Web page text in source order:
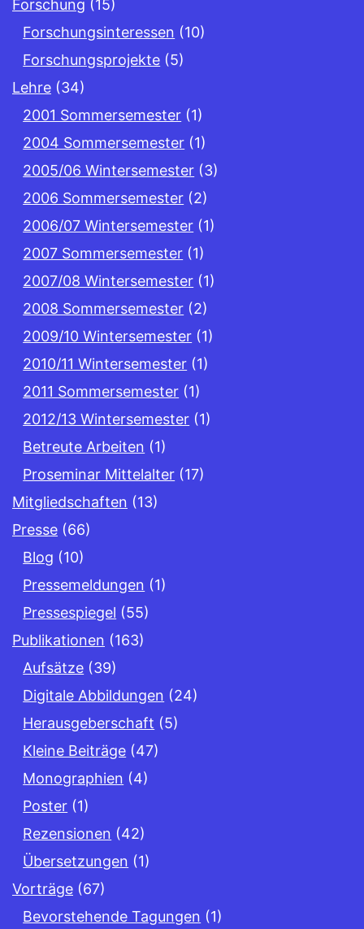
Forschung (15)
Forschungsinteressen (10)
Forschungsprojekte (5)
Lehre (34)
2001 Sommersemester (1)
2004 Sommersemester (1)
2005/06 Wintersemester (3)
2006 Sommersemester (2)
2006/07 Wintersemester (1)
2007 Sommersemester (1)
2007/08 Wintersemester (1)
2008 Sommersemester (2)
2009/10 Wintersemester (1)
2010/11 Wintersemester (1)
2011 Sommersemester (1)
2012/13 Wintersemester (1)
Betreute Arbeiten (1)
Proseminar Mittelalter (17)
Mitgliedschaften (13)
Presse (66)
Blog (10)
Pressemeldungen (1)
Pressespiegel (55)
Publikationen (163)
Aufsätze (39)
Digitale Abbildungen (24)
Herausgeberschaft (5)
Kleine Beiträge (47)
Monographien (4)
Poster (1)
Rezensionen (42)
Übersetzungen (1)
Vorträge (67)
Bevorstehende Tagungen (1)